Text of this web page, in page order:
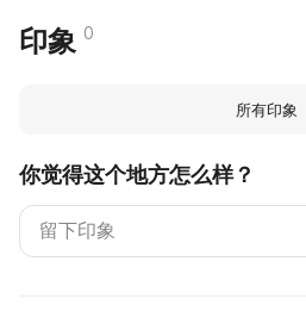
印象 0
所有印象
你觉得这个地方怎么样？